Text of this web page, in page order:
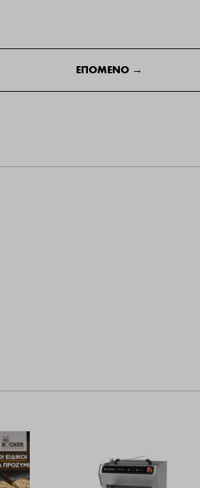
ΕΠΟΜΕΝΟ →